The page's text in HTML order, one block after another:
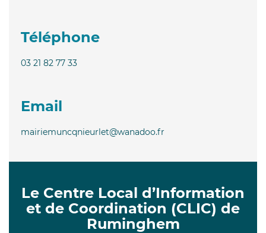
Téléphone
03 21 82 77 33
Email
mairiemuncqnieurlet@wanadoo.fr
Le Centre Local d’Information
et de Coordination (CLIC) de
Ruminghem